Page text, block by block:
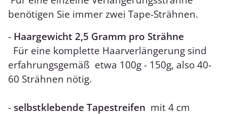
benötigen Sie immer zwei Tape-Strähnen.
- Haargewicht 2,5 Gramm pro Strähne
Für eine komplette Haarverlängerung sind
erfahrungsgemäß etwa 100g - 150g, also 40-
60 Strähnen nötig.
- selbstklebende Tapestreifen mit 4 cm